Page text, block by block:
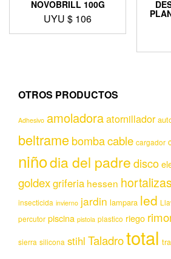
NOVOBRILL 100G
UYU $ 106
OTROS PRODUCTOS
Adhesivo amoladoraatornillador
beltramebombacable cargador
niñodia del padredisco
goldexgriferia hessen hortalizas
insecticida invierno jardin lampara led
percutor piscina pistola plastico riego
sierra silicona stihl Taladrototal